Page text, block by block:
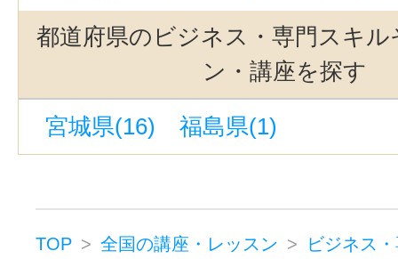
都道府県のビジネス・専門スキ
ン・講座を探す
宮城県(16) 福島県(1)
TOP 全国の講座・レッスン
ビジネス